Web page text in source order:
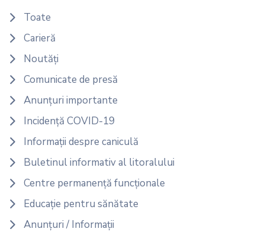
Toate
Carieră
Noutăți
Comunicate de presă
Anunțuri importante
Incidență COVID-19
Informații despre caniculă
Buletinul informativ al litoralului
Centre permanență funcționale
Educație pentru sănătate
Anunțuri / Informații